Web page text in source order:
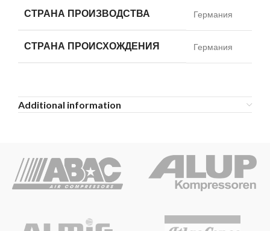
СТРАНА ПРОИЗВОДСТВА Германия
СТРАНА ПРОИСХОЖДЕНИЯ Германия
Additional information